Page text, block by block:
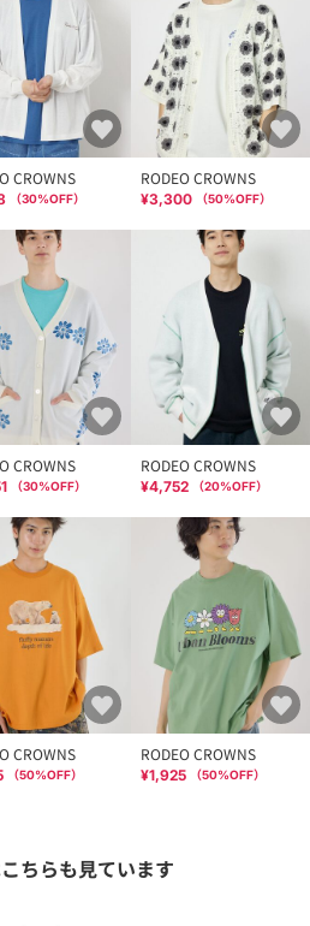
CROWNS
（30%OFF）
RODEO CROWNS
¥3,300 （50%OFF）
CROWNS
（30%OFF）
RODEO CROWNS
¥4,752 （20%OFF）
CROWNS
（50%OFF）
RODEO CROWNS
¥1,925 （50%OFF）